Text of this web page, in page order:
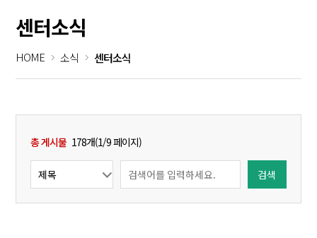
센터소식
HOME 소식 센터소식
총 게시물 178개(1/9 페이지)